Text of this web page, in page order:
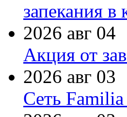
запекания
2026 авг 04
Акция от
2026 авг 03
Сеть